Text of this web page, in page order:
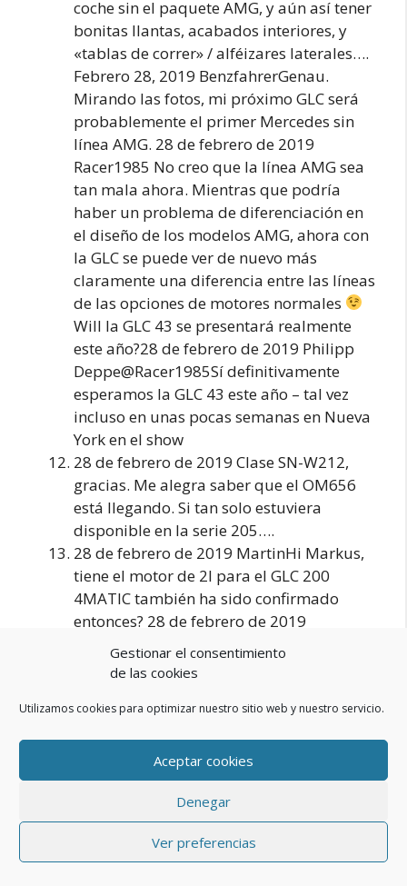
Gestionar el consentimiento
de las cookies
Utilizamos cookies para optimizar nuestro sitio web y nuestro servicio.
Aceptar cookies
Denegar
Ver preferencias
coche sin el paquete AMG, y aún así tener
bonitas llantas, acabados interiores, y
«tablas de correr» / alféizares laterales….
Febrero 28, 2019 BenzfahrerGenau.
Mirando las fotos, mi próximo GLC será
probablemente el primer Mercedes sin
línea AMG. 28 de febrero de 2019
Racer1985 No creo que la línea AMG sea
tan mala ahora. Mientras que podría
haber un problema de diferenciación en
el diseño de los modelos AMG, ahora con
la GLC se puede ver de nuevo más
claramente una diferencia entre las líneas
de las opciones de motores normales
Will la GLC 43 se presentará realmente
este año?28 de febrero de 2019 Philipp
Deppe@Racer1985Sí definitivamente
esperamos la GLC 43 este año – tal vez
incluso en unas pocas semanas en Nueva
York en el show
28 de febrero de 2019 Clase SN-W212,
gracias. Me alegra saber que el OM656
está llegando. Si tan solo estuviera
disponible en la serie 205….
28 de febrero de 2019 MartinHi Markus,
tiene el motor de 2l para el GLC 200
4MATIC también ha sido confirmado
entonces? 28 de febrero de 2019
Racer1985Ya sea un 2l o sólo 1.5l de
cuatro cilindros aquí, yo también estaría
28 de febrero de 2019 Marc W. Las luces
traseras antiguas eran más coherentes. La
rejilla de diamante ahora sólo está
disponible «al revés» – pero todo eso es
aceptable.Absolutamente para
mantenerse alejado sería, si sólo por la
pantalla táctil se puede interactuar, ni el